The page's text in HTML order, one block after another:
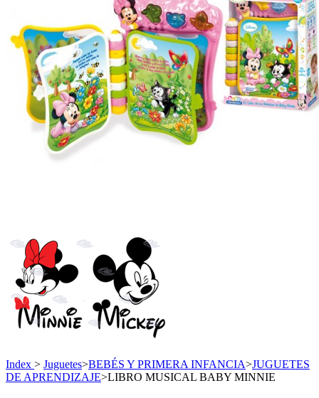
Index > Juguetes>BEBÉS Y PRIMERA INFANCIA>JUGUETES
DE APRENDIZAJE>LIBRO MUSICAL BABY MINNIE